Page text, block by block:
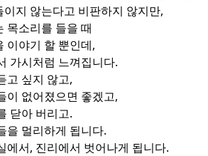
지 않는다고 비판하지 않지만,
목소리를 들을 때
이야기 할 뿐인데,
가시처럼 느껴집니다.
고 싶지 않고,
이 없어졌으면 좋겠고,
닫아 버리고.
을 멀리하게 됩니다.
에서, 진리에서 벗어나게 됩니다.